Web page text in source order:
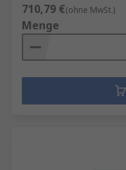
710,79 €(ohne MwSt.)
Menge